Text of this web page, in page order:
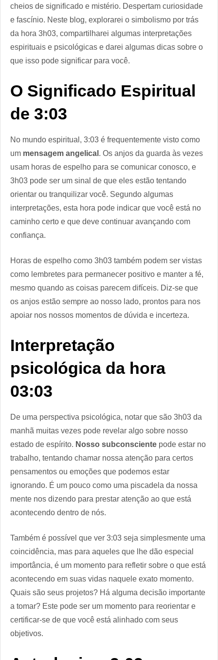
cheios de significado e mistério. Despertam curiosidade
e fascínio. Neste blog, explorarei o simbolismo por trás
da hora 3h03, compartilharei algumas interpretações
espirituais e psicológicas e darei algumas dicas sobre o
que isso pode significar para você.
O Significado Espiritual
de 3:03
No mundo espiritual, 3:03 é frequentemente visto como
um mensagem angelical . Os anjos da guarda às vezes
usam horas de espelho para se comunicar conosco, e
3h03 pode ser um sinal de que eles estão tentando
orientar ou tranquilizar você. Segundo algumas
interpretações, esta hora pode indicar que você está no
caminho certo e que deve continuar avançando com
confiança.
Horas de espelho como 3h03 também podem ser vistas
como lembretes para permanecer positivo e manter a fé,
mesmo quando as coisas parecem difíceis. Diz-se que
os anjos estão sempre ao nosso lado, prontos para nos
apoiar nos nossos momentos de dúvida e incerteza.
Interpretação
psicológica da hora
03:03
De uma perspectiva psicológica, notar que são 3h03 da
manhã muitas vezes pode revelar algo sobre nosso
estado de espírito. Nosso subconsciente pode estar no
trabalho, tentando chamar nossa atenção para certos
pensamentos ou emoções que podemos estar
ignorando. É um pouco como uma piscadela da nossa
mente nos dizendo para prestar atenção ao que está
acontecendo dentro de nós.
Também é possível que ver 3:03 seja simplesmente uma
coincidência, mas para aqueles que lhe dão especial
importância, é um momento para refletir sobre o que está
acontecendo em suas vidas naquele exato momento.
Quais são seus projetos? Há alguma decisão importante
a tomar? Este pode ser um momento para reorientar e
certificar-se de que você está alinhado com seus
objetivos.